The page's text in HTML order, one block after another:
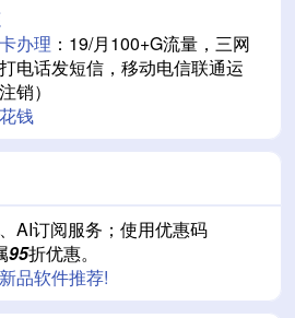
办理 ：19/月100+G流量，三网
电话发短信，移动电信联通运
销）
钱
AI订阅服务；使用优惠码
95折优惠。
品软件推荐!